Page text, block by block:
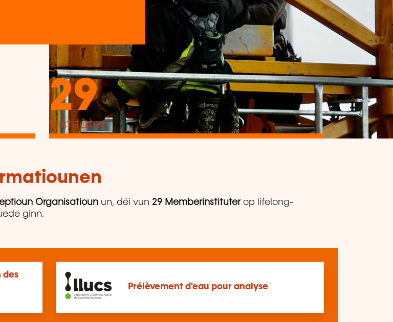
29
Instituter
Organisatioun un, déi vun 29 Memberinstituter op lifelong-
ginn.
des
Prélèvement d'eau pour analyse